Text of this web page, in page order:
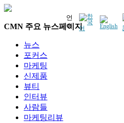
언
어
CMN 주요 뉴스페이지
뉴스
포커스
마케팅
신제품
뷰티
인터뷰
사람들
마케팅리뷰